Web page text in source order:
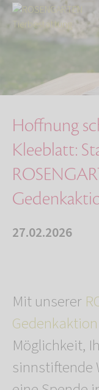
Über uns
Hoffnung schenken mit
Hoffnung
Kleeblatt:
27.02.2026
Mit unserer
Möglichkeit,
sinnstiftende